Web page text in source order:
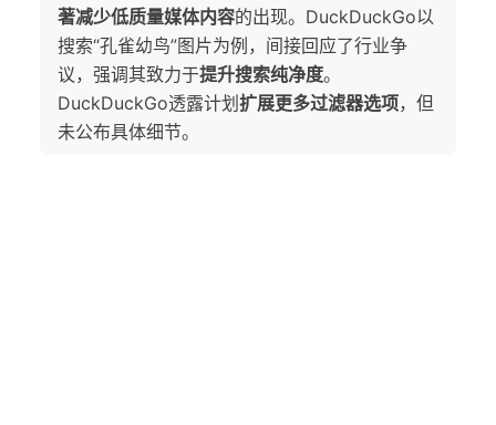
著减少低质量媒体内容的出现。DuckDuckGo以
搜索“孔雀幼鸟”图片为例，间接回应了行业争
议，强调其致力于提升搜索纯净度。
DuckDuckGo透露计划 扩展更多过滤器选项，但
未公布具体细节。